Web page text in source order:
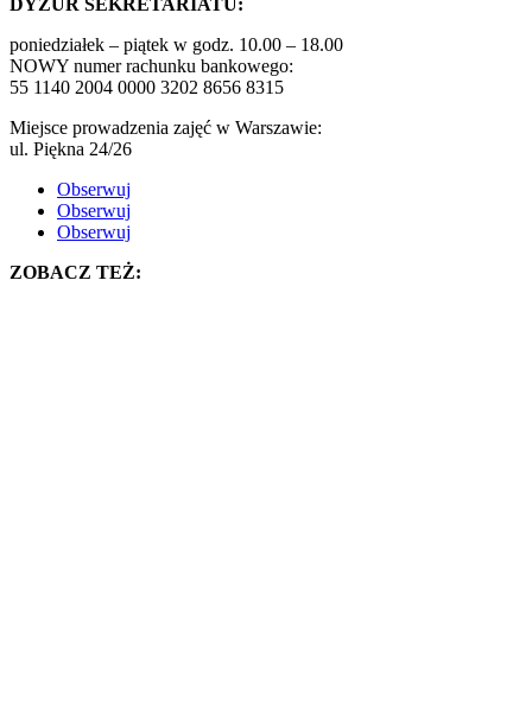
DYŻUR SEKRETARIATU:
poniedziałek – piątek w godz. 10.00 – 18.00
NOWY numer rachunku bankowego:
55 1140 2004 0000 3202 8656 8315
Miejsce prowadzenia zajęć w Warszawie:
ul. Piękna 24/26
Obserwuj
Obserwuj
Obserwuj
ZOBACZ TEŻ: